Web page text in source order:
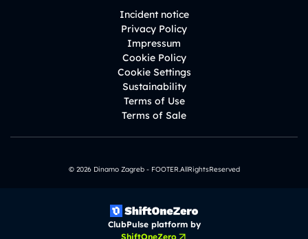
Incident notice
Privacy Policy
Impressum
Cookie Policy
Cookie Settings
Sustainability
Terms of Use
Terms of Sale
© 2026 Dinamo Zagreb - FOOTER.AllRightsReserved
ClubPulse platform by
ShiftOneZero